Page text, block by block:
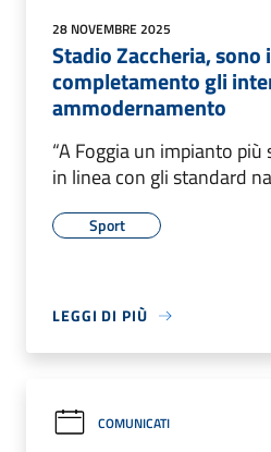
28 NOVEMBRE 2025
Stadio Zaccheria, sono
completamento gli
ammodernamento
“A Foggia un impianto
in linea con gli standard
Sport
LEGGI DI PIÙ
COMUNICATI